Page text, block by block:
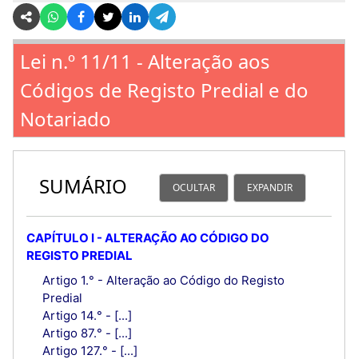
Lei n.º 11/11 - Alteração aos
Códigos de Registo Predial e do
Notariado
SUMÁRIO OCULTAR EXPANDIR
CAPÍTULO I - ALTERAÇÃO AO CÓDIGO DO
REGISTO PREDIAL
Artigo 1.° - Alteração ao Código do Registo
Predial
Artigo 14.° - [...]
Artigo 87.° - [...]
Artigo 127.° - [...]